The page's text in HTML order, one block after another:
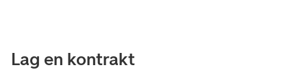
Lag en kontrakt